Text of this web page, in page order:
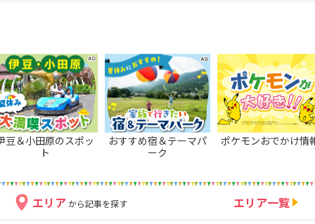
豆＆小田原のスポッ
ト
おすすめ宿＆テーマパ
ーク
ポケモンおでかけ情
エリア から記事を探す エリア一覧